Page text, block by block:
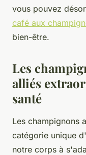
vous pouvez
café aux
bien-être.
Les
alliés
santé
Les champignons
catégorie unique
notre corps à